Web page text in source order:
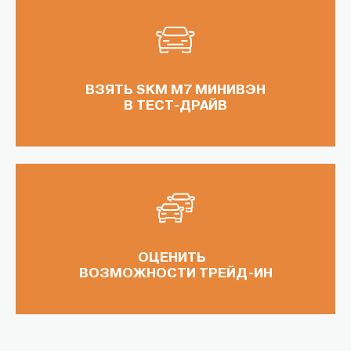
ВЗЯТЬ SKM M7 МИНИВЭН
В ТЕСТ-ДРАЙВ
ОЦЕНИТЬ
ВОЗМОЖНОСТИ ТРЕЙД-ИН